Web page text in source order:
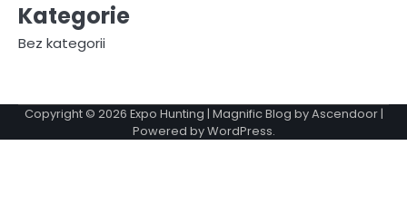
Kategorie
Bez kategorii
Copyright © 2026 Expo Hunting | Magnific Blog byAscendoor|
Powered byWordPress.